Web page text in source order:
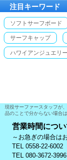
注目キーワード
ソフトサーフボード
サーフキャップ
ハワイアンジュエリー
現役サーファースタッフが
品のことで分からない場合
営業時間につい
～お急ぎの場合は
TEL 0558-22-6002
TEL 080-3672-3996